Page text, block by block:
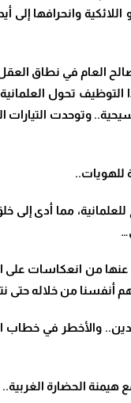
وانحرافها إلى
العام في نطاق
تحول العلمانية
وتوحدت
للهويات..
مما أدى
عنها من انعكاسات على
أنفسنا من خلاله حتى
والأخطر في خطاب
هيمنة الحضارة الغربية..